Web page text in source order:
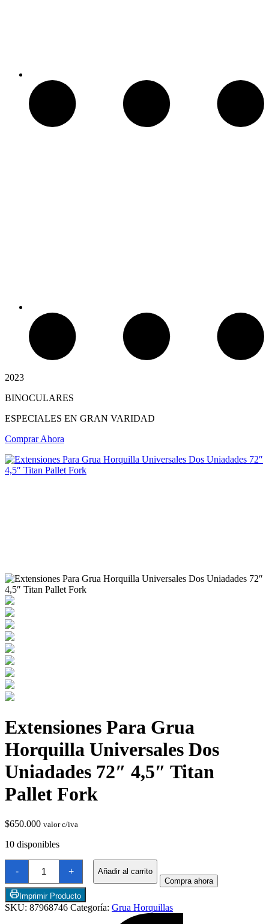
Chimeneas Electricas
Termostatos y Valvulas
2023
BINOCULARES
ESPECIALES EN GRAN VARIDAD
Comprar Ahora
Extensiones Para Grua
Horquilla Universales Dos
Uniadades 72″ 4,5″ Titan
Pallet Fork
$650.000 valor c/iva
10 disponibles
-
Extensiones
Para
Grua
Horquilla
Universales
Dos
+
Añadir al carrito
Compra ahora
Imprimir Producto
SKU: 87968746 Categoría: Grua Horquillas